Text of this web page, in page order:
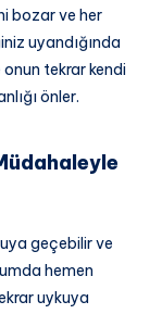
bozar ve her
uyandığında
tekrar kendi
önler.
geçebilir ve
hemen
uykuya